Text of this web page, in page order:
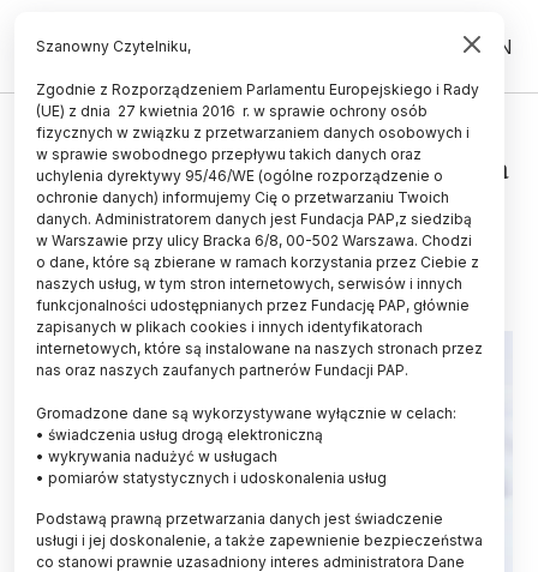
PL EN
ZDROWIE
Eksperci: czeka nas epidemia raka
wątroby; możemy temu zapobiec
29.05.2024
aktualizacja: 29.05.2024
5 minut czytania
Szanowny Czytelniku,
Zgodnie z Rozporządzeniem Parlamentu Europejskiego i Rady
(UE) z dnia 27 kwietnia 2016 r. w sprawie ochrony osób
fizycznych w związku z przetwarzaniem danych osobowych i
w sprawie swobodnego przepływu takich danych oraz
uchylenia dyrektywy 95/46/WE (ogólne rozporządzenie o
ochronie danych) informujemy Cię o przetwarzaniu Twoich
danych. Administratorem danych jest Fundacja PAP,z siedzibą
w Warszawie przy ulicy Bracka 6/8, 00-502 Warszawa. Chodzi
o dane, które są zbierane w ramach korzystania przez Ciebie z
naszych usług, w tym stron internetowych, serwisów i innych
funkcjonalności udostępnianych przez Fundację PAP, głównie
zapisanych w plikach cookies i innych identyfikatorach
internetowych, które są instalowane na naszych stronach przez
nas oraz naszych zaufanych partnerów Fundacji PAP.
Gromadzone dane są wykorzystywane wyłącznie w celach:
• świadczenia usług drogą elektroniczną
• wykrywania nadużyć w usługach
• pomiarów statystycznych i udoskonalenia usług
Podstawą prawną przetwarzania danych jest świadczenie
usługi i jej doskonalenie, a także zapewnienie bezpieczeństwa
co stanowi prawnie uzasadniony interes administratora Dane